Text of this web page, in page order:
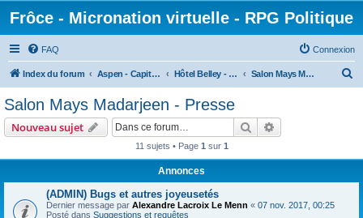
Frôce - Micronation virtuelle - RPG Politique
FAQ Connexion
Index du forum Aspen - Capitale Fédérale Hôtel Belley - Chancelier Suprême Salon Mays Madarjeen - Presse
Salon Mays Madarjeen - Presse
Nouveau sujet Rechercher
11 sujets • Page 1 sur 1
Annonces
(ADMIN) Bugs et autres joyeusetés
Dernier message par Alexandre Lacroix Le Menn « 07 nov. 2017, 00:25
Posté dans Suggestions et requêtes